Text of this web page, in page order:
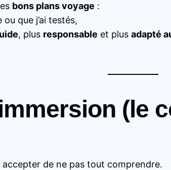
bons plans voyage :
que j’ai testés,
, plus responsable et plus adapté
(le
accepter de ne pas tout comprendre.